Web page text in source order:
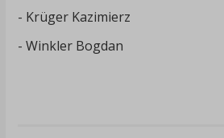
- Krüger Kazimierz
- Winkler Bogdan